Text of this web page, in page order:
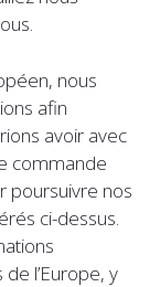
nous
afin
avoir avec
commande
poursuivre nos
ci-dessus.
l’Europe, y